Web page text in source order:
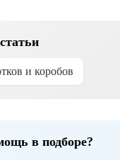
и коробов
в подборе?